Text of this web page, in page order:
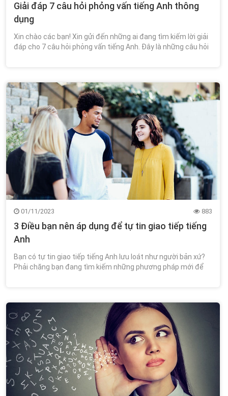
Giải đáp 7 câu hỏi phỏng vấn tiếng Anh thông
dụng
Xin chào các bạn! Xin gửi đến những ai đang tìm kiếm lời giải
đáp cho 7 câu hỏi phỏng vấn tiếng Anh. Đây là những câu hỏi
01/11/2023 883
3 Điều bạn nên áp dụng để tự tin giao tiếp tiếng
Anh
Bạn có tự tin giao tiếp tiếng Anh lưu loát như người bản xứ?
Phải chăng bạn đang tìm kiếm những phương pháp mới để